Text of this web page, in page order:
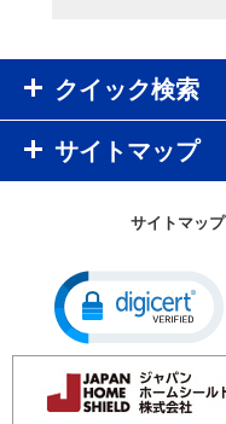
クイック検索
サイトマップ
サイトマップ